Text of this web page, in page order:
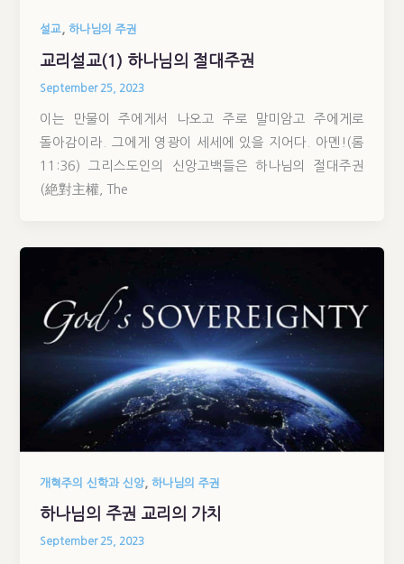
설교,하나님의 주권
교리설교(1) 하나님의 절대주권
September 25, 2023
이는 만물이 주에게서 나오고 주로 말미암고 주에게로
돌아감이라. 그에게 영광이 세세에 있을 지어다. 아멘!(롬
11:36) 그리스도인의 신앙고백들은 하나님의 절대주권
(絶對主權, The
개혁주의 신학과 신앙,하나님의 주권
하나님의 주권 교리의 가치
September 25, 2023